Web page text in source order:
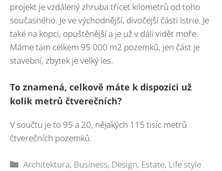
projekt je vzdálený zhruba třicet kilometrů od toho
současného. Je ve východnější, divočejší části Istrie. Je
také na kopci, opuštěnější a je už v dáli vidět moře.
Máme tam celkem 95 000 m2 pozemků, jen část je
stavební, zbytek je velký les.
To znamená, celkově máte k dispozici už
kolik metrů čtverečních?
V součtu je to 95 a 20, nějakých 115 tisíc metrů
čtverečních pozemků.
Rubriky
Architektura, Business, Design, Estate, Life style